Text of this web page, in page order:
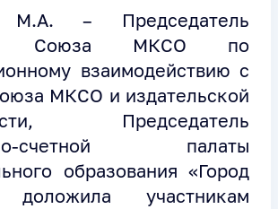
М.А. – Председатель
Союза МКСО по
взаимодействию с
МКСО и издательской
Председатель
счетной палаты
образования «Город
доложила участникам